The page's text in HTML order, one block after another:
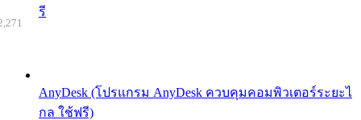
รี
AnyDesk (โปรแกรม AnyDesk ควบคุมคอมพิวเตอร์ระยะไ
กล ใช้ฟรี)